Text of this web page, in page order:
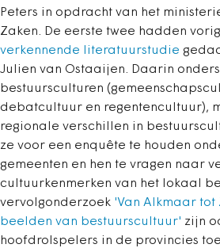
Peters in opdracht van het
Zaken. De eerste twee hadden
verkennende literatuurstudie
Julien van Ostaaijen. Daarin
bestuursculturen
debatcultuur en regentencultuur),
regionale verschillen in
ze voor een enquête te houden
gemeenten en hen te vragen naar
cultuurkenmerken van het lokaal
vervolgonderzoek 'Van Alkmaar tot
beelden van bestuurscultuur' zijn
hoofdrolspelers in de provincies